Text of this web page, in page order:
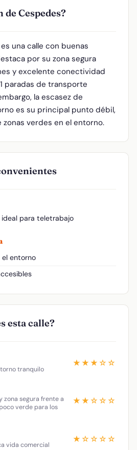
de Cespedes?
una calle con buenas
por su zona segura
y excelente conectividad
paradas de transporte
la escasez de
es su principal punto débil,
zonas verdes en el entorno.
ideal para teletrabajo
el entorno
esta calle?
tranquilo
★★★☆☆
zona segura frente a
verde para los
★★☆☆☆
vida comercial
★☆☆☆☆